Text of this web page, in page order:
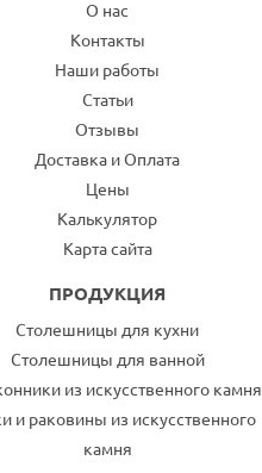
О нас
Контакты
Наши работы
Статьи
Отзывы
Доставка и Оплата
Цены
Калькулятор
Карта сайта
ПРОДУКЦИЯ
Столешницы для кухни
Столешницы для ванной
из искусственного камня
и раковины из искусственного
камня